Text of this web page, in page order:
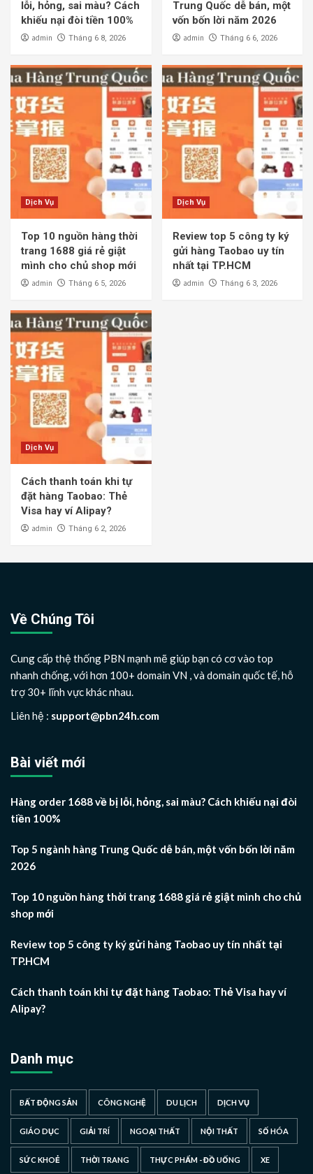
lỗi, hỏng, sai màu? Cách
khiếu nại đòi tiền 100%
admin Tháng 6 8, 2026
Trung Quốc dễ bán, một
vốn bốn lời năm 2026
admin Tháng 6 6, 2026
Dịch Vụ
Top 10 nguồn hàng thời
trang 1688 giá rẻ giật
mình cho chủ shop mới
admin Tháng 6 5, 2026
Dịch Vụ
Review top 5 công ty ký
gửi hàng Taobao uy tín
nhất tại TP.HCM
admin Tháng 6 3, 2026
Dịch Vụ
Cách thanh toán khi tự
đặt hàng Taobao: Thẻ
Visa hay ví Alipay?
admin Tháng 6 2, 2026
Về Chúng Tôi
Cung cấp thệ thống PBN mạnh mẽ giúp bạn có cơ vào top
nhanh chống, với hơn 100+ domain VN , và domain quốc tế, hỗ
trợ 30+ lĩnh vực khác nhau.
Liên hệ : support@pbn24h.com
Bài viết mới
Hàng order 1688 về bị lỗi, hỏng, sai màu? Cách khiếu nại đòi
tiền 100%
Top 5 ngành hàng Trung Quốc dễ bán, một vốn bốn lời năm
2026
Top 10 nguồn hàng thời trang 1688 giá rẻ giật mình cho chủ
shop mới
Review top 5 công ty ký gửi hàng Taobao uy tín nhất tại
TP.HCM
Cách thanh toán khi tự đặt hàng Taobao: Thẻ Visa hay ví
Alipay?
Danh mục
BẤT ĐỘNG SẢN CÔNG NGHỆ DU LỊCH DỊCH VỤ
GIÁO DỤC GIẢI TRÍ NGOẠI THẤT NỘI THẤT SỐ HÓA
SỨC KHOẺ THỜI TRANG THỰC PHẨM - ĐỒ UỐNG XE